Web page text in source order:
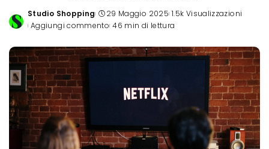
Posted
by
Studio Shopping 29 Maggio 2025 1.5k Visualizzazioni
Aggiungi commento 46 min di lettura